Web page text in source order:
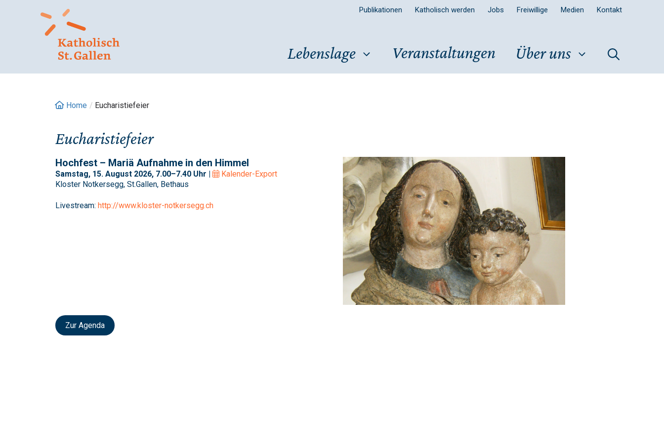
Publikationen Katholisch werden Jobs Freiwillige Medien Kontakt
Lebenslage Veranstaltungen Über uns
Home / Eucharistiefeier
Eucharistiefeier
Hochfest – Mariä Aufnahme in den Himmel
Samstag, 15. August 2026, 7.00–7.40 Uhr |
Kalender-Export
Kloster Notkersegg, St.Gallen, Bethaus
Livestream: http://www.kloster-notkersegg.ch
Zur Agenda